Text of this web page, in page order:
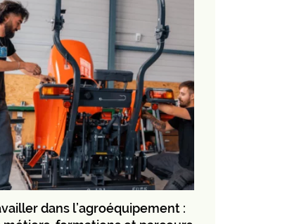
dans l’agroéquipement :